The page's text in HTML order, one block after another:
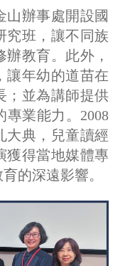
山辦事處開設國
究班，讓不同族
教育。此外，
讓年幼的道苗在
；並為講師提供
專業能力。2008
大典，兒童讀經
獲得當地媒體專
的深遠影響。